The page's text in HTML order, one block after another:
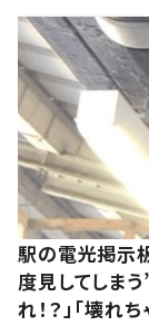
駅の電光掲示
度見してしま
れ！？」「壊れち